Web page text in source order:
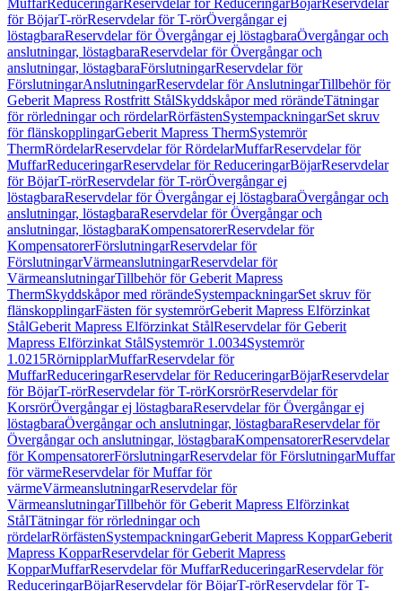
MuffarReduceringarReservdelar för ReduceringarBöjarReservdelar
för BöjarT-rörReservdelar för T-rörÖvergångar ej
löstagbaraReservdelar för Övergångar ej löstagbaraÖvergångar och
anslutningar, löstagbaraReservdelar för Övergångar och
anslutningar, löstagbaraFörslutningarReservdelar för
FörslutningarAnslutningarReservdelar för AnslutningarTillbehör för
Geberit Mapress Rostfritt StålSkyddskåpor med rörändeTätningar
för rörledningar och rördelarRörfästenSystempackningarSet skruv
för flänskopplingarGeberit Mapress ThermSystemrör
ThermRördelarReservdelar för RördelarMuffarReservdelar för
MuffarReduceringarReservdelar för ReduceringarBöjarReservdelar
för BöjarT-rörReservdelar för T-rörÖvergångar ej
löstagbaraReservdelar för Övergångar ej löstagbaraÖvergångar och
anslutningar, löstagbaraReservdelar för Övergångar och
anslutningar, löstagbaraKompensatorerReservdelar för
KompensatorerFörslutningarReservdelar för
FörslutningarVärmeanslutningarReservdelar för
VärmeanslutningarTillbehör för Geberit Mapress
ThermSkyddskåpor med rörändeSystempackningarSet skruv för
flänskopplingarFästen för systemrörGeberit Mapress Elförzinkat
StålGeberit Mapress Elförzinkat StålReservdelar för Geberit
Mapress Elförzinkat StålSystemrör 1.0034Systemrör
1.0215RörnipplarMuffarReservdelar för
MuffarReduceringarReservdelar för ReduceringarBöjarReservdelar
för BöjarT-rörReservdelar för T-rörKorsrörReservdelar för
KorsrörÖvergångar ej löstagbaraReservdelar för Övergångar ej
löstagbaraÖvergångar och anslutningar, löstagbaraReservdelar för
Övergångar och anslutningar, löstagbaraKompensatorerReservdelar
för KompensatorerFörslutningarReservdelar för FörslutningarMuffar
för värmeReservdelar för Muffar för
värmeVärmeanslutningarReservdelar för
VärmeanslutningarTillbehör för Geberit Mapress Elförzinkat
StålTätningar för rörledningar och
rördelarRörfästenSystempackningarGeberit Mapress KopparGeberit
Mapress KopparReservdelar för Geberit Mapress
KopparMuffarReservdelar för MuffarReduceringarReservdelar för
ReduceringarBöjarReservdelar för BöjarT-rörReservdelar för T-